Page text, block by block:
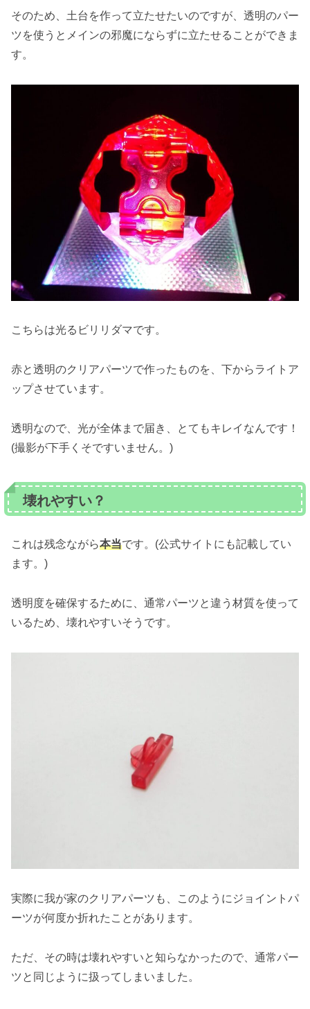
そのため、土台を作って立たせたいのですが、透明のパー
ツを使うとメインの邪魔にならずに立たせることができま
す。
こちらは光るビリリダマです。
赤と透明のクリアパーツで作ったものを、下からライトア
ップさせています。
透明なので、光が全体まで届き、とてもキレイなんです！
(撮影が下手くそですいません。)
壊れやすい？
これは残念ながら本当です。(公式サイトにも記載してい
ます。)
透明度を確保するために、通常パーツと違う材質を使って
いるため、壊れやすいそうです。
実際に我が家のクリアパーツも、このようにジョイントパ
ーツが何度か折れたことがあります。
ただ、その時は壊れやすいと知らなかったので、通常パー
ツと同じように扱ってしまいました。